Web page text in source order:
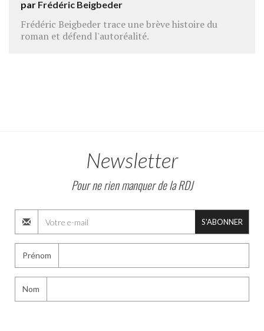
par Frédéric Beigbeder
Frédéric Beigbeder trace une brève histoire du
roman et défend l'autoréalité.
Newsletter
Pour ne rien manquer de la RDJ
S'ABONNER
Prénom
Nom